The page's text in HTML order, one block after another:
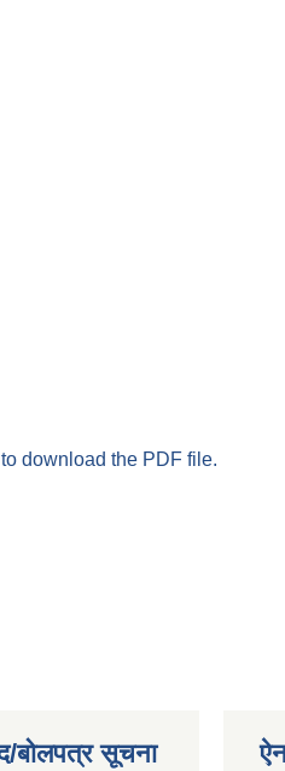
download the PDF file.
बोलपत्र सूचना